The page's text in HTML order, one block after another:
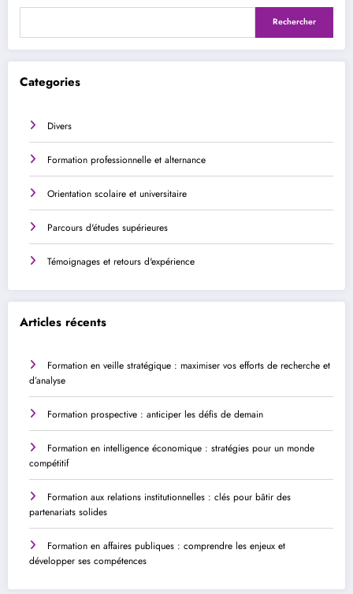
Rechercher
Categories
Divers
Formation professionnelle et alternance
Orientation scolaire et universitaire
Parcours d'études supérieures
Témoignages et retours d'expérience
Articles récents
Formation en veille stratégique : maximiser vos efforts de recherche et
d’analyse
Formation prospective : anticiper les défis de demain
Formation en intelligence économique : stratégies pour un monde
compétitif
Formation aux relations institutionnelles : clés pour bâtir des
partenariats solides
Formation en affaires publiques : comprendre les enjeux et
développer ses compétences